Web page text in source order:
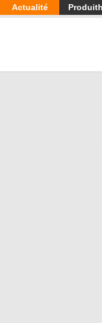
Aller
au
Actualité